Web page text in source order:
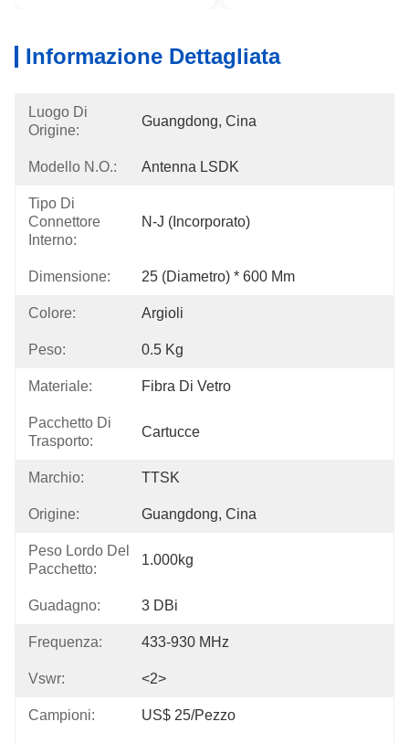
Informazione Dettagliata
Luogo Di
Origine:
Guangdong, Cina
Modello N.O.: Antenna LSDK
Tipo Di
Connettore
Interno:
N-J (incorporato)
Dimensione: 25 (Diametro) * 600 Mm
Colore: Argioli
Peso: 0.5 Kg
Materiale: Fibra Di Vetro
Pacchetto Di
Trasporto:
Cartucce
Marchio: TTSK
Origine: Guangdong, Cina
Peso Lordo Del
Pacchetto:
1.000kg
Guadagno: 3 DBi
Frequenza: 433-930 MHz
Vswr: <2>
Campioni: US$ 25/pezzo